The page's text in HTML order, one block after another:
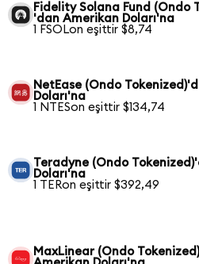
Fidelity Solana Fund (Ondo
'dan Amerikan Doları'na
1 FSOLon eşittir $8,74
NetEase (Ondo
Doları'na
1 NTESon eşittir $134,74
Teradyne (Ondo
Doları'na
1 TERon eşittir $392,49
MaxLinear (Ondo